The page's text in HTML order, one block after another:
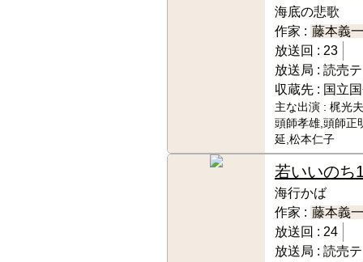
海底の悲歌
作家 : 藤本義一
放送回 : 23
放送局 : 読売
収蔵先 : 国立
主な出演 : 梶光
頭師孝雄,頭師正
延,松本仁子
若いいのち
海行かば
作家 : 藤本義一
放送回 : 24
放送局 : 読売